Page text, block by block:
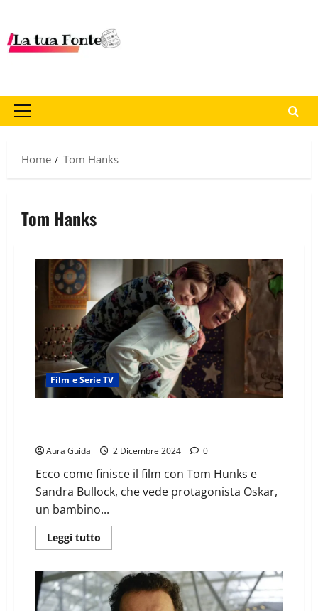
Home Tom Hanks
Tom Hanks
Film e Serie TV
Aura Guida 2 Dicembre 2024 0
Ecco come finisce il film con Tom Hunks e
Sandra Bullock, che vede protagonista Oskar,
un bambino...
Leggi tutto